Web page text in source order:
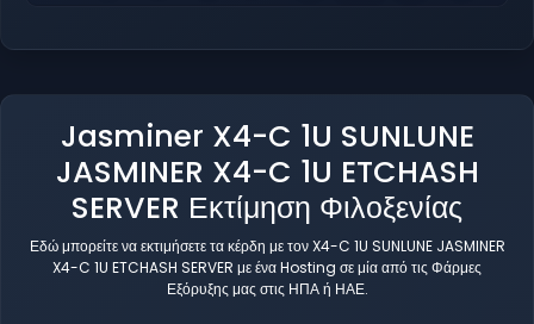
Jasminer X4-C 1U SUNLUNE
JASMINER X4-C 1U ETCHASH
SERVER Εκτίμηση Φιλοξενίας
Εδώ μπορείτε να εκτιμήσετε τα κέρδη με τον X4-C 1U SUNLUNE JASMINER
X4-C 1U ETCHASH SERVER με ένα Hosting σε μία από τις Φάρμες
Εξόρυξης μας στις ΗΠΑ ή ΗΑΕ.